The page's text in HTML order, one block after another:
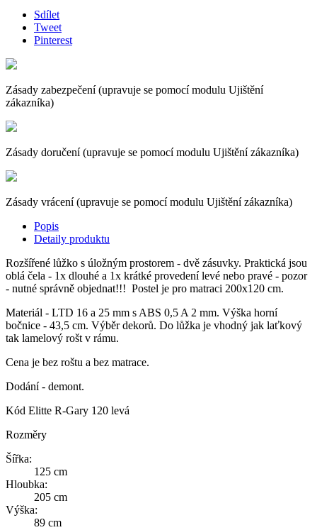
Sdílet
Tweet
Pinterest
Zásady zabezpečení (upravuje se pomocí modulu Ujištění
zákazníka)
Zásady doručení (upravuje se pomocí modulu Ujištění zákazníka)
Zásady vrácení (upravuje se pomocí modulu Ujištění zákazníka)
Popis
Detaily produktu
Rozšířené lůžko s úložným prostorem - dvě zásuvky. Praktická jsou
oblá čela - 1x dlouhé a 1x krátké provedení levé nebo pravé - pozor
- nutné správně objednat!!! Postel je pro matraci 200x120 cm.
Materiál - LTD 16 a 25 mm s ABS 0,5 A 2 mm. Výška horní
bočnice - 43,5 cm. Výběr dekorů. Do lůžka je vhodný jak laťkový
tak lamelový rošt v rámu.
Cena je bez roštu a bez matrace.
Dodání - demont.
Kód Elitte R-Gary 120 levá
Rozměry
Šířka:
125 cm
Hloubka:
205 cm
Výška:
89 cm